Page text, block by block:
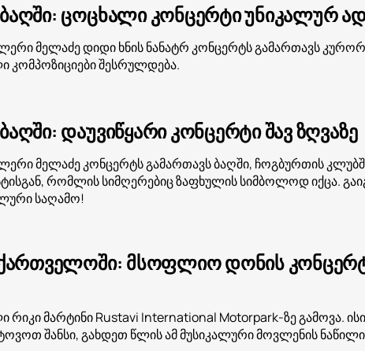
ცოცხალი კონცერტი უნიკალურ
მელაძე დიდი ხნის ნანატრ კონცერტს გამართავს
კომპოზიციები შესრულდება.
დაუვიწყარი კონცერტი შავ ზღვაზე
მელაძე კონცერტს გამართავს ბაღში, ჩოგბურთის
რომლის სიმღერებიც ზაფხულის სიმბოლოდ იქცა.
საღამო!
მსოფლიო დონის
მარტინი Rustavi International Motorpark-ზე გამოვა.
შანსი, გახდეთ წლის ამ მუსიკალური მოვლენის